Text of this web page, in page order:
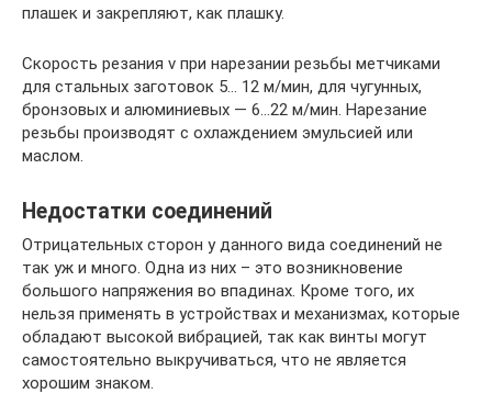
плашек и закрепляют, как плашку.
Скорость резания v при нарезании резьбы метчиками
для стальных заготовок 5… 12 м/мин, для чугунных,
бронзовых и алюминиевых — 6…22 м/мин. Нарезание
резьбы производят с охлаждением эмульсией или
маслом.
Недостатки соединений
Отрицательных сторон у данного вида соединений не
так уж и много. Одна из них – это возникновение
большого напряжения во впадинах. Кроме того, их
нельзя применять в устройствах и механизмах, которые
обладают высокой вибрацией, так как винты могут
самостоятельно выкручиваться, что не является
хорошим знаком.